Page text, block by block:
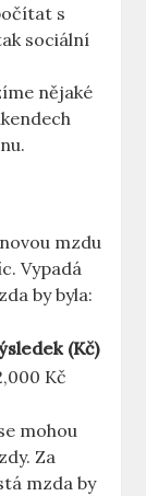
s
sociální
nějaké
mzdu
Vypadá
by byla:
(Kč)
Kč
mohou
Za
mzda by